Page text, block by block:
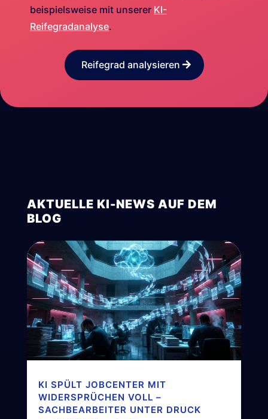
beispielsweise mit unserer KI-
Reifegradanalyse.
Reifegrad analysieren
AKTUELLE KI-NEWS AUF DEM
BLOG
KI SPÜLT JOBCENTER MIT
WIDERSPRÜCHEN VOLL –
SACHBEARBEITER UNTER DRUCK